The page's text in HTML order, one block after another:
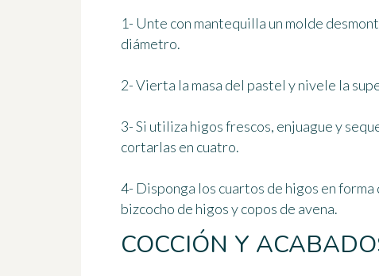
1- Unte con mantequilla un molde
diámetro.
2- Vierta la masa del pastel y nivele la
3- Si utiliza higos frescos, enjuague y
cortarlas en cuatro.
4- Disponga los cuartos de higos en
bizcocho de higos y copos de avena.
COCCIÓN Y